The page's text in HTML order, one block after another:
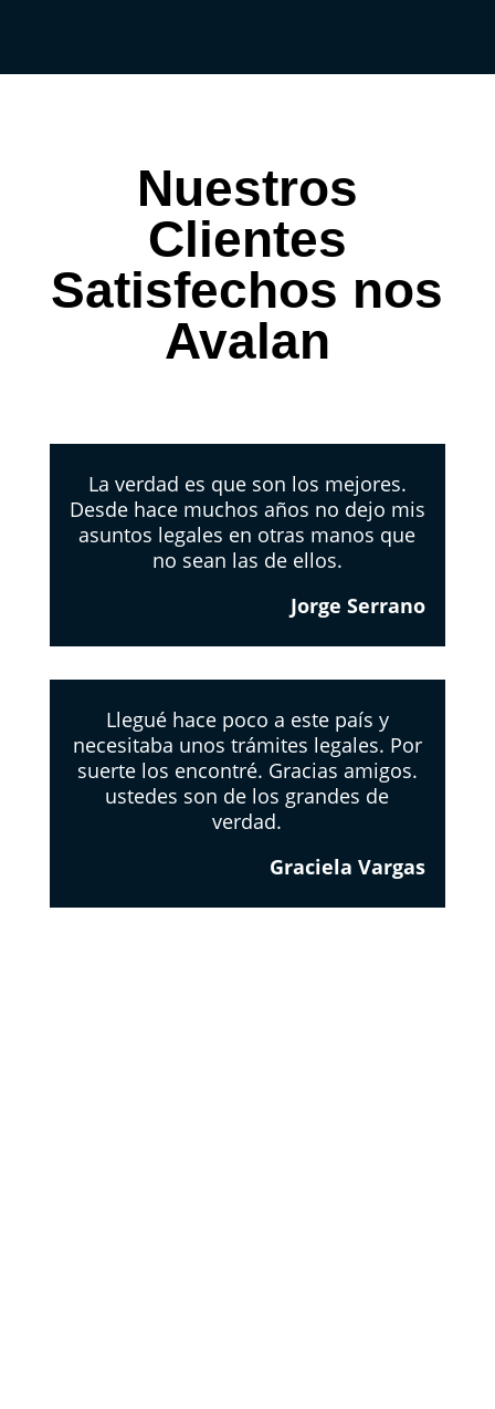
Nuestros
Clientes
Satisfechos nos
Avalan
La verdad es que son los mejores.
Desde hace muchos años no dejo mis
asuntos legales en otras manos que
no sean las de ellos.
Jorge Serrano
Llegué hace poco a este país y
necesitaba unos trámites legales. Por
suerte los encontré. Gracias amigos.
ustedes son de los grandes de
verdad.
Graciela Vargas